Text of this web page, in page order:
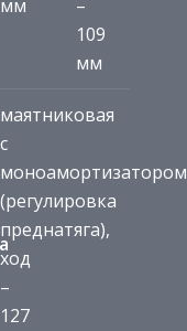
мм
–
109
мм
маятниковая
с
моноамортизатором
(регулировка
преднатяга),
ход
–
127